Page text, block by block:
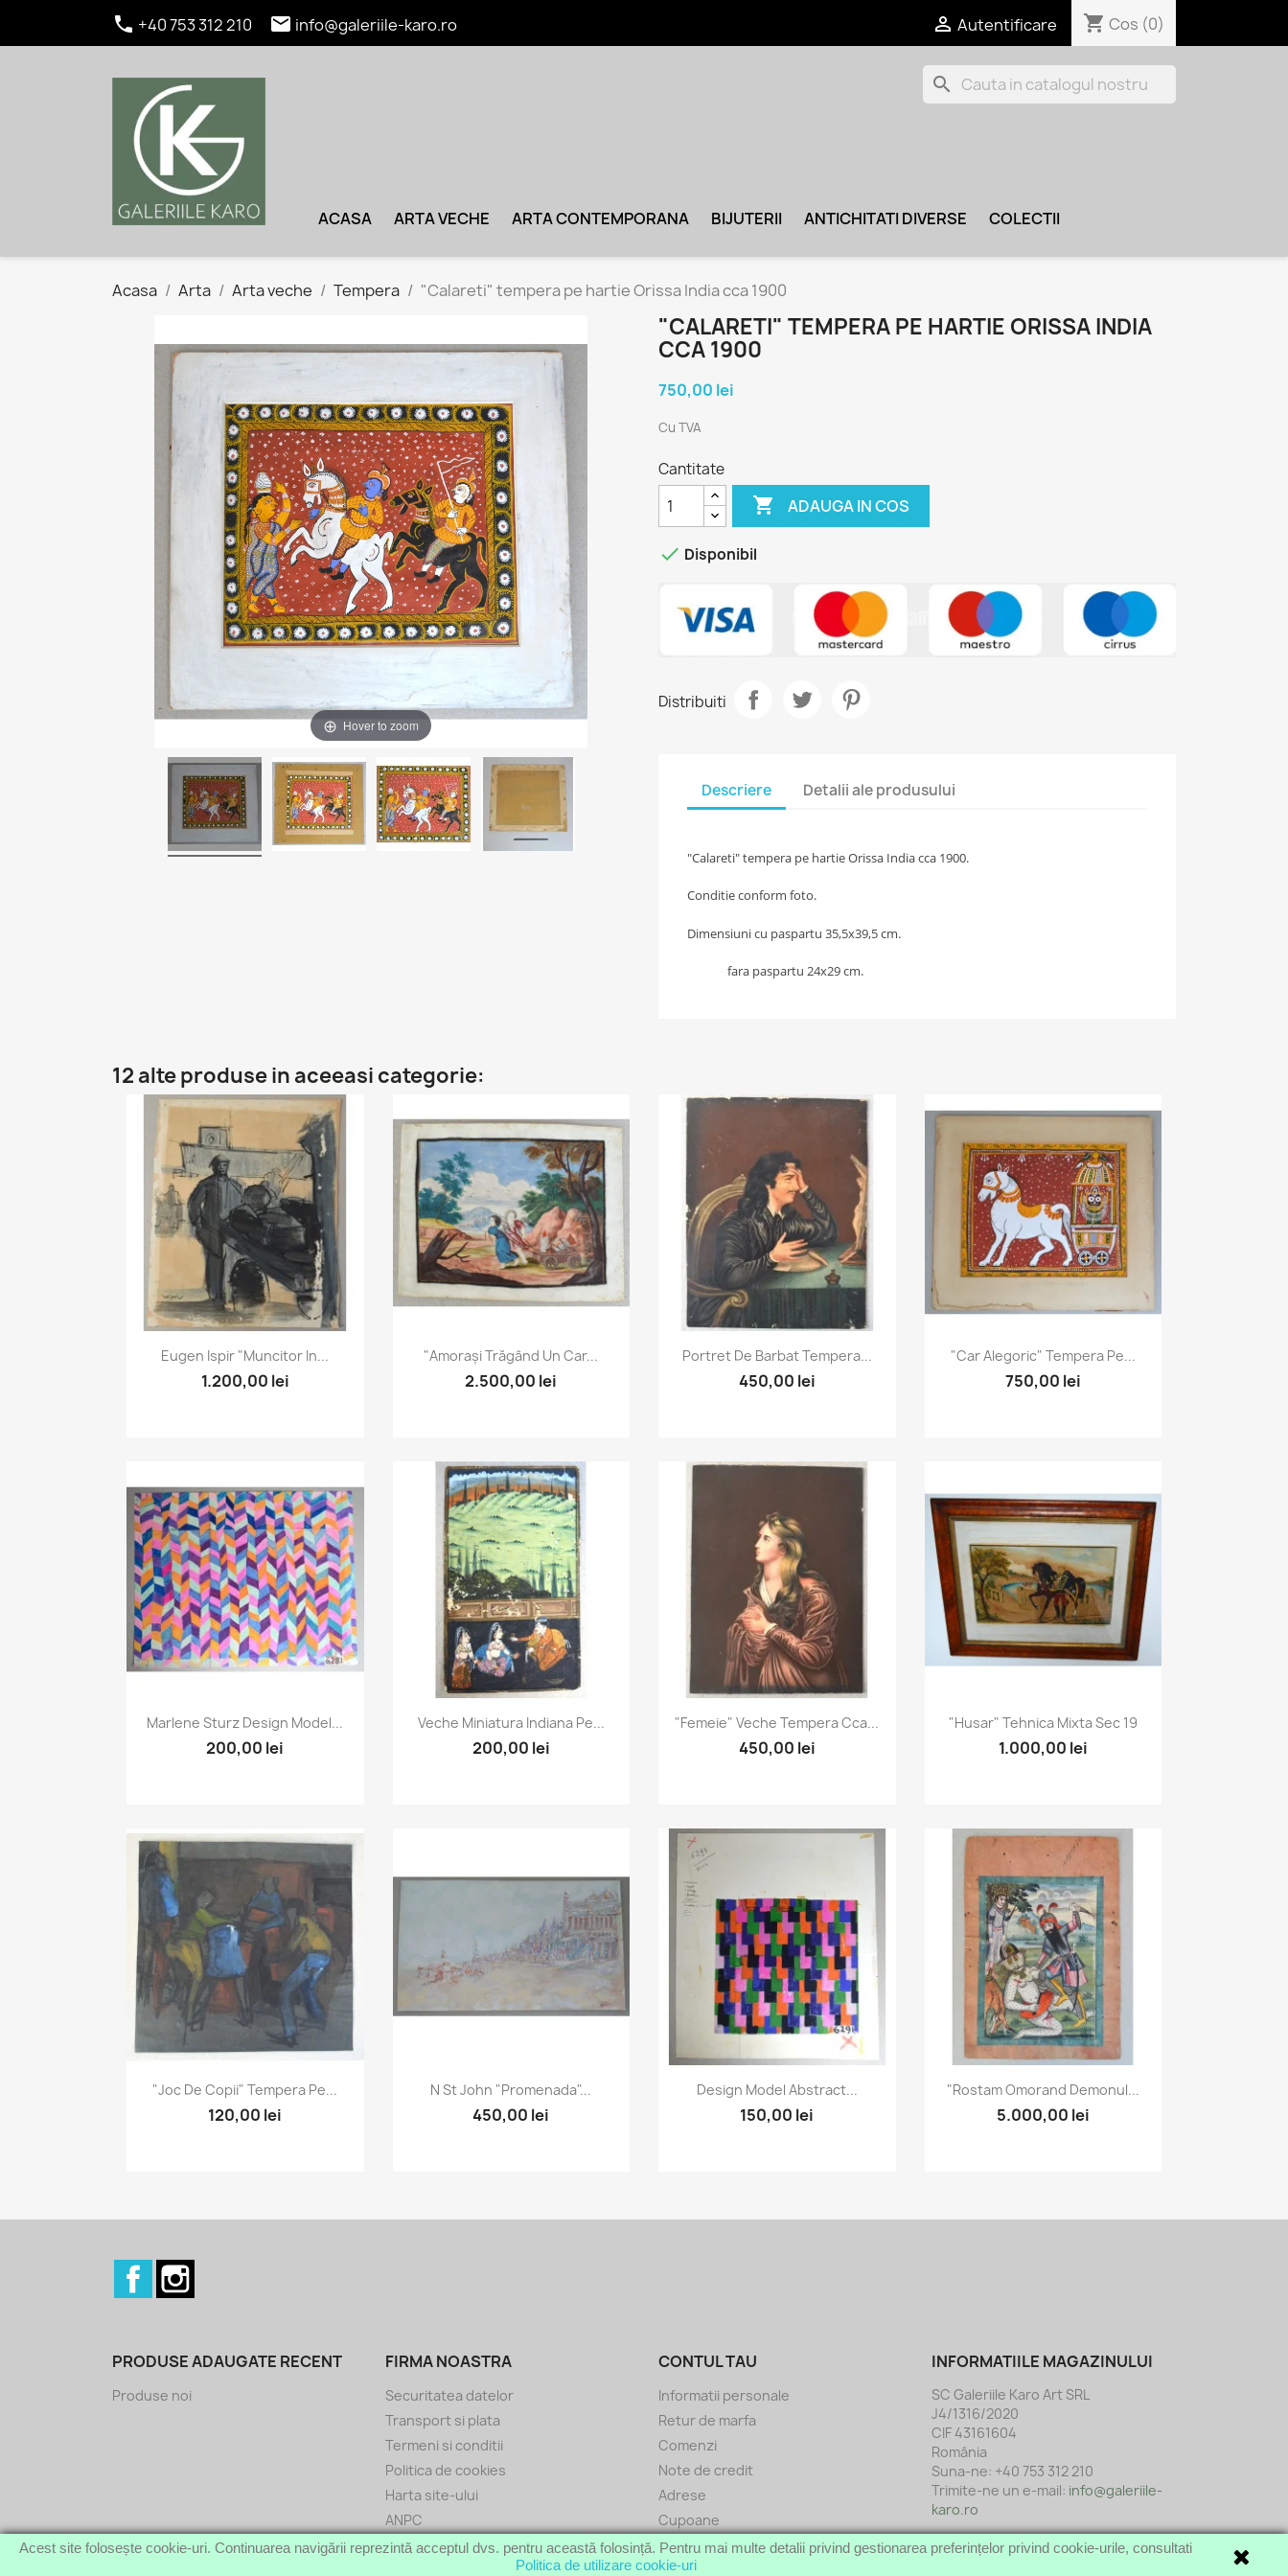
 +40 753 312 210  info@galeriile-karo.ro  Autentificare shopping_cart Cos (0)
search
ACASA ARTA VECHE ARTA CONTEMPORANA BIJUTERII ANTICHITATI DIVERSE COLECTII
Acasa Arta Arta veche Tempera "Calareti" tempera pe hartie Orissa India cca 1900
Hover to zoom
"CALARETI" TEMPERA PE HARTIE ORISSA INDIA
CCA 1900
750,00 lei
Cu TVA
Cantitate
 ADAUGA IN COS
 Disponibil
Distribuiti
Descriere Detalii ale produsului
"Calareti" tempera pe hartie Orissa India cca 1900.
Conditie conform foto.
Dimensiuni cu paspartu 35,5x39,5 cm.
fara paspartu 24x29 cm.
12 alte produse in aceeasi categorie:
Vizualizare rapida
Eugen Ispir "Muncitor In...
1.200,00 lei
Vizualizare rapida
"Amorași Trăgând Un Car...
2.500,00 lei
Vizualizare rapida
Portret De Barbat Tempera...
450,00 lei
Vizualizare rapida
"Car Alegoric" Tempera Pe...
750,00 lei
Vizualizare rapida
Marlene Sturz Design Model...
200,00 lei
Vizualizare rapida
Veche Miniatura Indiana Pe...
200,00 lei
Vizualizare rapida
"Femeie" Veche Tempera Cca...
450,00 lei
Vizualizare rapida
"Husar" Tehnica Mixta Sec 19
1.000,00 lei
Vizualizare rapida
"Joc De Copii" Tempera Pe...
120,00 lei
Vizualizare rapida
N St John "Promenada"...
450,00 lei
Vizualizare rapida
Design Model Abstract...
150,00 lei
Vizualizare rapida
"Rostam Omorand Demonul...
5.000,00 lei
Facebook
PRODUSE ADAUGATE RECENT
Produse noi
FIRMA NOASTRA
Securitatea datelor
Transport si plata
Termeni si conditii
Politica de cookies
Harta site-ului
ANPC
CONTUL TAU
Informatii personale
Retur de marfa
Comenzi
Note de credit
Adrese
Cupoane
INFORMATIILE MAGAZINULUI
SC Galeriile Karo Art SRL
J4/1316/2020
CIF 43161604
România
Suna-ne: +40 753 312 210
Trimite-ne un e-mail: info@galeriile-
karo.ro
Acest site folosește cookie-uri. Continuarea navigării reprezintă acceptul dvs. pentru această folosință. Pentru mai multe detalii privind gestionarea preferințelor privind cookie-urile, consultati
Politica de utilizare cookie-uri
© 2014 - 2026 Galeriile Karo